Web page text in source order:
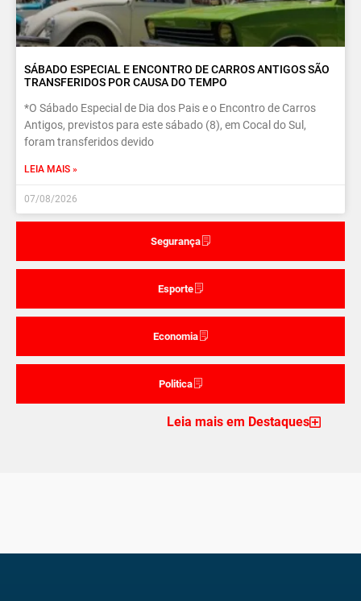
Segurança
Esporte
Economia
Politica
SÁBADO ESPECIAL E ENCONTRO DE CARROS ANTIGOS SÃO
TRANSFERIDOS POR CAUSA DO TEMPO
*O Sábado Especial de Dia dos Pais e o Encontro de Carros
Antigos, previstos para este sábado (8), em Cocal do Sul,
foram transferidos devido
LEIA MAIS »
07/08/2026
Leia mais em Destaques